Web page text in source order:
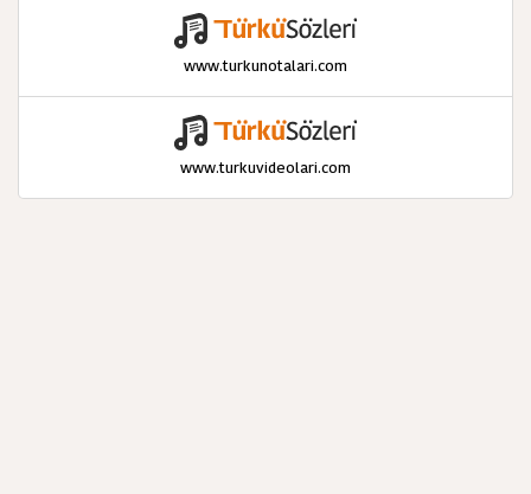
www.turkunotalari.com
www.turkuvideolari.com